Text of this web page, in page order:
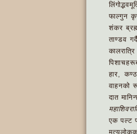
फाल्गुन
शंकर
ताण्डव
हार,
वाहनको
दात
एक पल्ट